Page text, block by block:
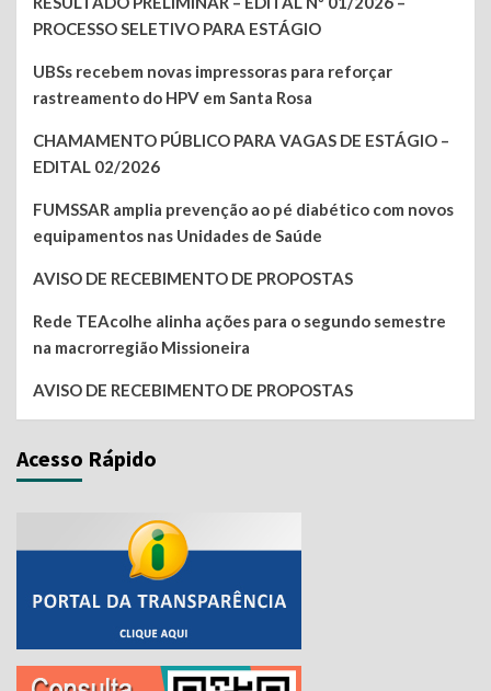
PROCESSO SELETIVO PARA ESTÁGIO
UBSs recebem novas impressoras para reforçar
rastreamento do HPV em Santa Rosa
CHAMAMENTO PÚBLICO PARA VAGAS DE ESTÁGIO –
EDITAL 02/2026
FUMSSAR amplia prevenção ao pé diabético com novos
equipamentos nas Unidades de Saúde
AVISO DE RECEBIMENTO DE PROPOSTAS
Rede TEAcolhe alinha ações para o segundo semestre
na macrorregião Missioneira
AVISO DE RECEBIMENTO DE PROPOSTAS
Acesso Rápido